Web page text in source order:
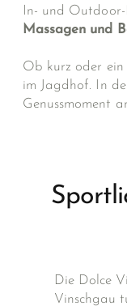
In- und Outdoor-
Massagen und
Ob kurz oder
im Jagdhof. In
Genussmoment
Die Dolce
Vinschgau